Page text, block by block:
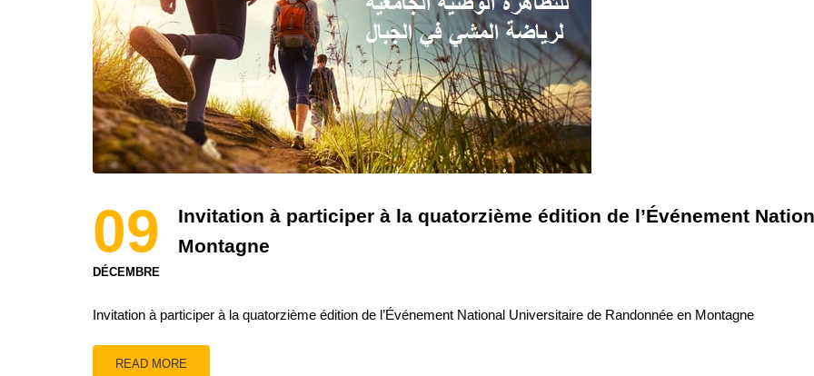
09
DÉCEMBRE
Invitation à participer à la quatorzième édition de l’Événement
Montagne
Invitation à participer à la quatorzième édition de l’Événement National Universitaire de Randonnée en Montagne
READ MORE